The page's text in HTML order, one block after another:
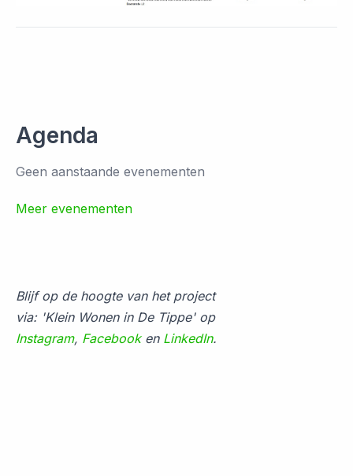
Agenda
Geen aanstaande evenementen
Meer evenementen
Blijf op de hoogte van het project
via: 'Klein Wonen in De Tippe' op
Instagram, Facebooken LinkedIn.